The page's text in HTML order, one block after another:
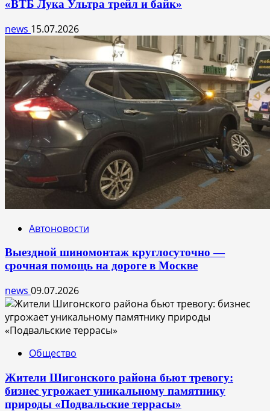
«ВТБ Лука Ультра трейл и байк»
news 15.07.2026
Автоновости
Выездной шиномонтаж круглосуточно —
срочная помощь на дороге в Москве
news 09.07.2026
Общество
Жители Шигонского района бьют тревогу:
бизнес угрожает уникальному памятнику
природы «Подвальские террасы»